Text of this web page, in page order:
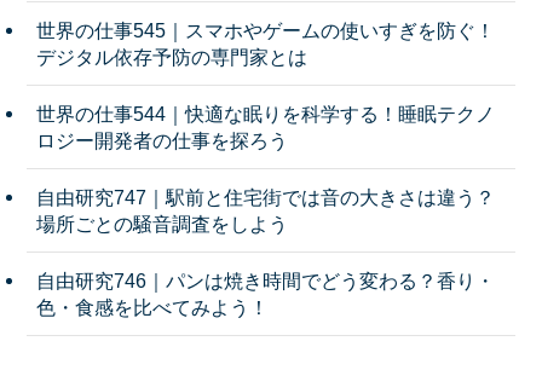
世界の仕事545｜スマホやゲームの使いすぎを防ぐ！
デジタル依存予防の専門家とは
世界の仕事544｜快適な眠りを科学する！睡眠テクノ
ロジー開発者の仕事を探ろう
自由研究747｜駅前と住宅街では音の大きさは違う？
場所ごとの騒音調査をしよう
自由研究746｜パンは焼き時間でどう変わる？香り・
色・食感を比べてみよう！